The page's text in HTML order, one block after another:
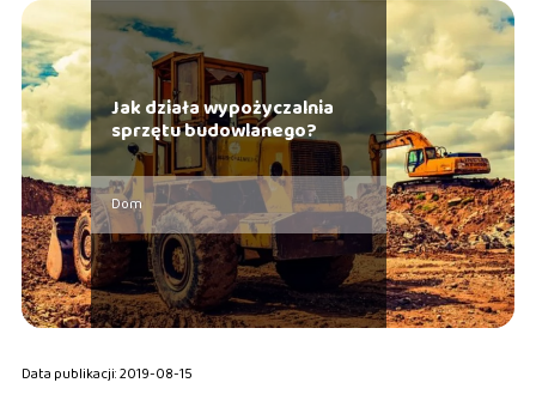
Jak działa wypożyczalnia
sprzętu budowlanego?
Dom
Data publikacji: 2019-08-15